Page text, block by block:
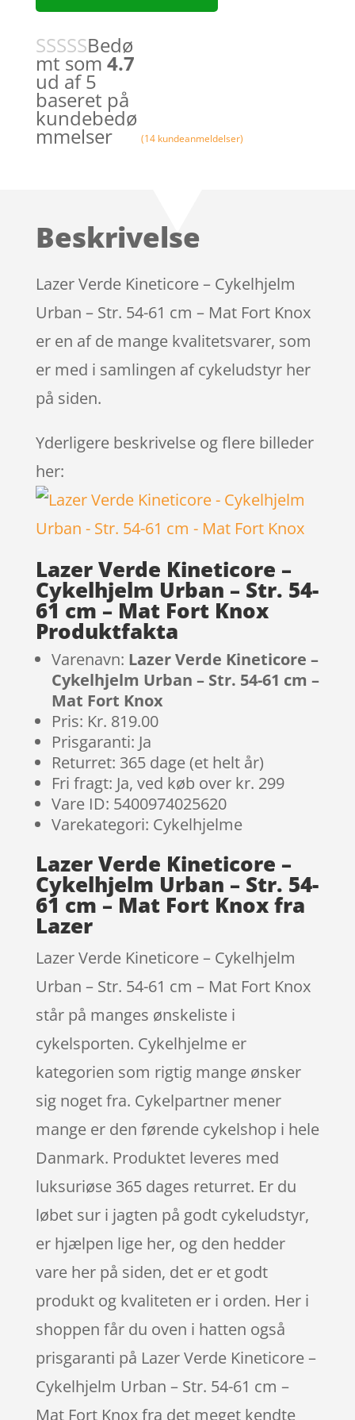
Bedø
mt som 4.7
ud af 5
baseret på
kundebedø
mmelser (14 kundeanmeldelser)
Beskrivelse
Lazer Verde Kineticore – Cykelhjelm
Urban – Str. 54-61 cm – Mat Fort Knox
er en af de mange kvalitetsvarer, som
er med i samlingen af cykeludstyr her
på siden.
Yderligere beskrivelse og flere billeder
her:
Lazer Verde Kineticore –
Cykelhjelm Urban – Str. 54-
61 cm – Mat Fort Knox
Produktfakta
Varenavn: Lazer Verde Kineticore –
Cykelhjelm Urban – Str. 54-61 cm –
Mat Fort Knox
Pris: Kr. 819.00
Prisgaranti: Ja
Returret: 365 dage (et helt år)
Fri fragt: Ja, ved køb over kr. 299
Vare ID: 5400974025620
Varekategori: Cykelhjelme
Lazer Verde Kineticore –
Cykelhjelm Urban – Str. 54-
61 cm – Mat Fort Knox fra
Lazer
Lazer Verde Kineticore – Cykelhjelm
Urban – Str. 54-61 cm – Mat Fort Knox
står på manges ønskeliste i
cykelsporten. Cykelhjelme er
kategorien som rigtig mange ønsker
sig noget fra. Cykelpartner mener
mange er den førende cykelshop i hele
Danmark. Produktet leveres med
luksuriøse 365 dages returret. Er du
løbet sur i jagten på godt cykeludstyr,
er hjælpen lige her, og den hedder
vare her på siden, det er et godt
produkt og kvaliteten er i orden. Her i
shoppen får du oven i hatten også
prisgaranti på Lazer Verde Kineticore –
Cykelhjelm Urban – Str. 54-61 cm –
Mat Fort Knox fra det meget kendte